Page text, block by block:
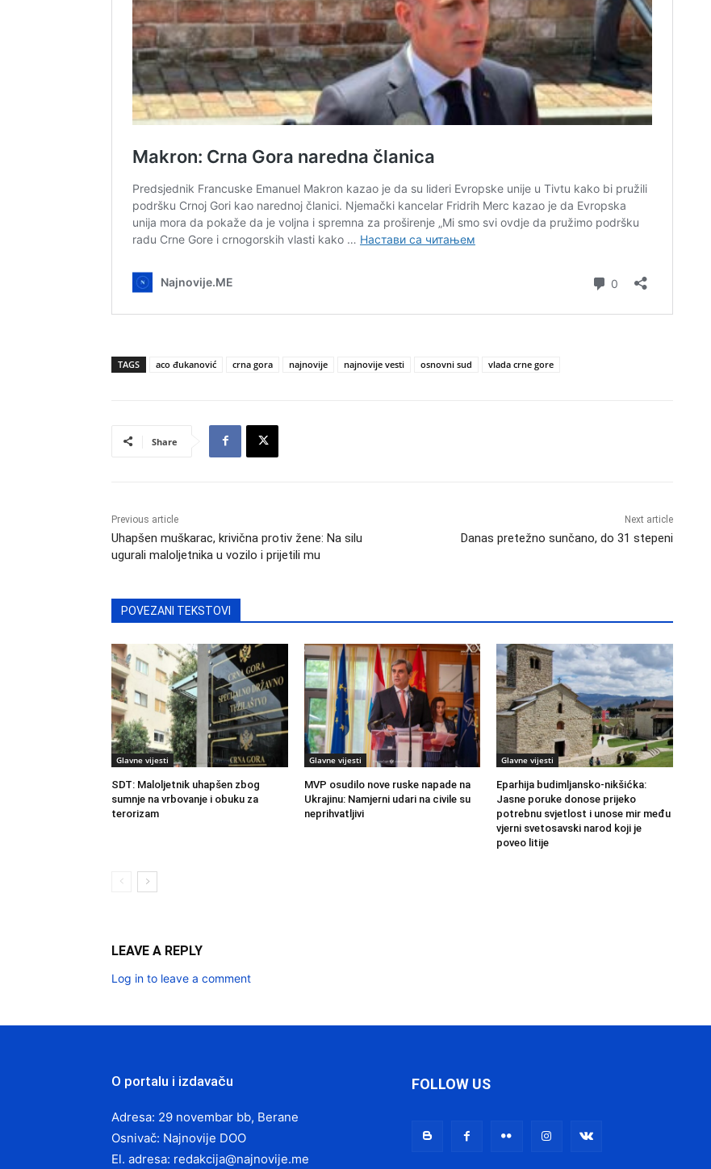
TAGS aco đukanović crna gora najnovije najnovije vesti osnovni sud vlada crne gore
Share
Previous article
Uhapšen muškarac, krivična protiv žene: Na silu
ugurali maloljetnika u vozilo i prijetili mu
Next article
Danas pretežno sunčano, do 31 stepeni
POVEZANI TEKSTOVI
Glavne vijesti
SDT: Maloljetnik uhapšen zbog
sumnje na vrbovanje i obuku za
terorizam
Glavne vijesti
MVP osudilo nove ruske napade na
Ukrajinu: Namjerni udari na civile su
neprihvatljivi
Glavne vijesti
Eparhija budimljansko-nikšićka:
Jasne poruke donose prijeko
potrebnu svjetlost i unose mir među
vjerni svetosavski narod koji je
poveo litije
LEAVE A REPLY
Log in to leave a comment
O portalu i izdavaču
Adresa: 29 novembar bb, Berane
Osnivač: Najnovije DOO
El. adresa: redakcija@najnovije.me
FOLLOW US